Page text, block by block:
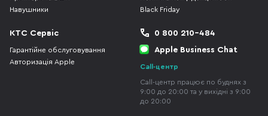
Навушники
Black Friday
КТС Сервіс
Гарантійне обслуговування
Авторизація Apple
0 800 210-484
Apple Business Chat
Call-центр
Call-центр працює по буднях з
9:00 до 20:00 та у вихідні з 9:00
до 20:00